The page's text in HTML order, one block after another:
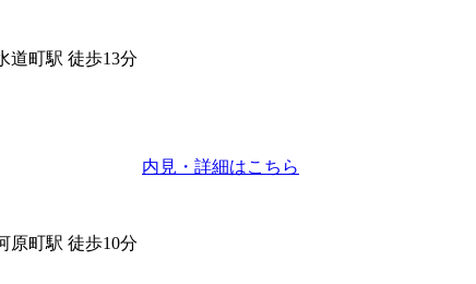
道町駅 徒歩13分
内見・詳細はこちら
原町駅 徒歩10分